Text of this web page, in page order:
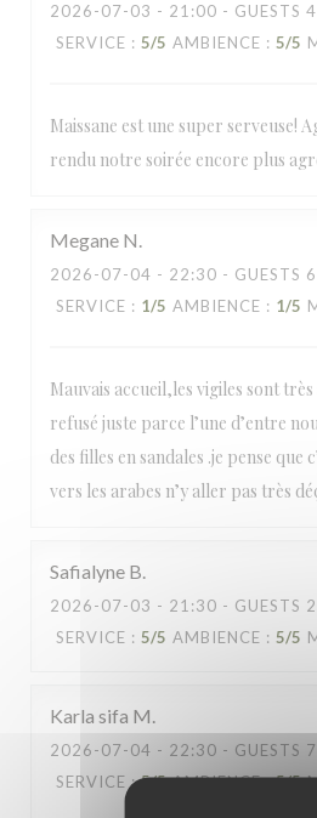
2026-07-03 - 21:00 - GUESTS 4
SERVICE : 5/5 AMBIENCE : 5/5
Maissane est une super serveuse!
rendu notre soirée encore plus
Megane N
2026-07-04 - 22:30 - GUESTS 6
SERVICE : 1/5 AMBIENCE : 1/5
Mauvais accueil,les vigiles sont
refusé juste parce l’une d’entre
des filles en sandales .je pense
vers les arabes n’y aller pas très
Safialyne B
2026-07-03 - 21:30 - GUESTS 2
SERVICE : 5/5 AMBIENCE : 5/5
Karla sifa M
2026-07-04 - 22:30 - GUESTS 7
SERVICE : 5/5 AMBIENCE: 5/5